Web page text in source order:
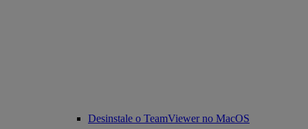
Desinstale o TeamViewer no MacOS